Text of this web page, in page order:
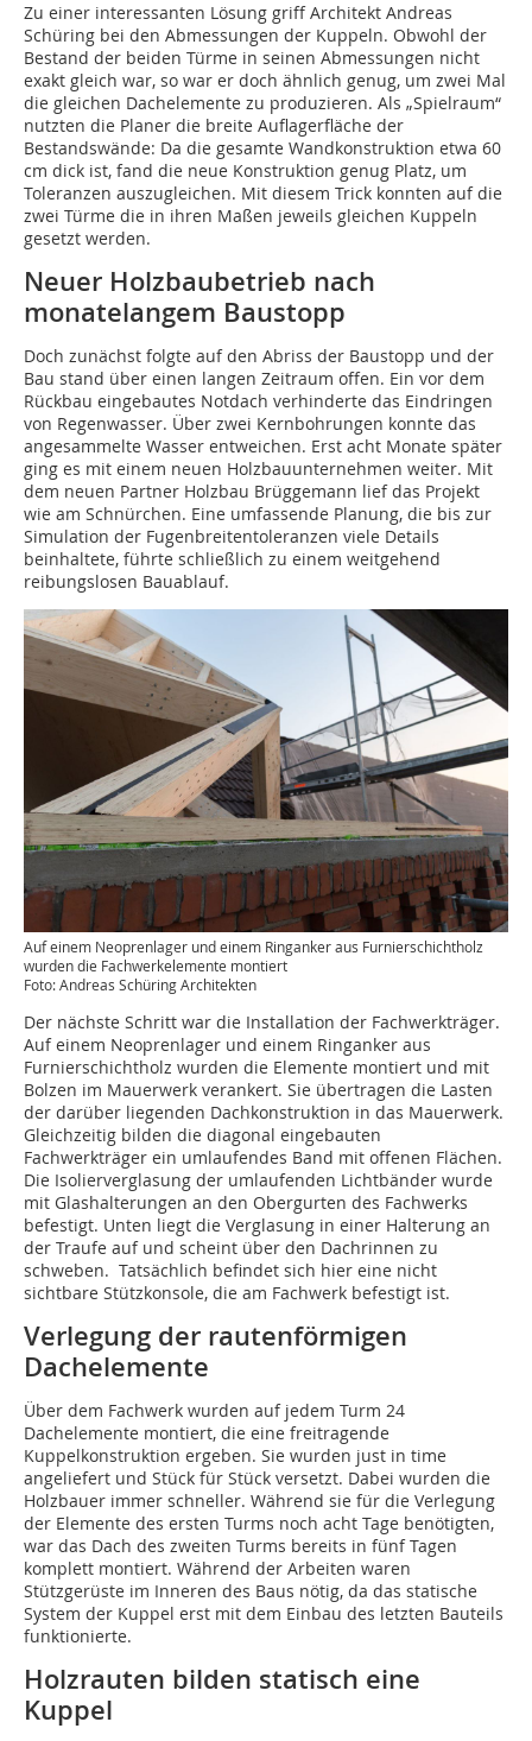
Zu einer interessanten Lösung griff Architekt Andreas
Schüring bei den Abmessungen der Kuppeln. Obwohl der
Bestand der beiden Türme in seinen Abmessungen nicht
exakt gleich war, so war er doch ähnlich genug, um zwei Mal
die gleichen Dachelemente zu produzieren. Als „Spielraum“
nutzten die Planer die breite Auflagerfläche der
Bestandswände: Da die gesamte Wandkonstruktion etwa 60
cm dick ist, fand die neue Konstruktion genug Platz, um
Toleranzen auszugleichen. Mit diesem Trick konnten auf die
zwei Türme die in ihren Maßen jeweils gleichen Kuppeln
gesetzt werden.
Neuer Holzbaubetrieb nach
monatelangem Baustopp
Doch zunächst folgte auf den Abriss der Baustopp und der
Bau stand über einen langen Zeitraum offen. Ein vor dem
Rückbau eingebautes Notdach verhinderte das Eindringen
von Regenwasser. Über zwei Kernbohrungen konnte das
angesammelte Wasser entweichen. Erst acht Monate später
ging es mit einem neuen Holzbauunternehmen weiter. Mit
dem neuen Partner Holzbau Brüggemann lief das Projekt
wie am Schnürchen. Eine umfassende Planung, die bis zur
Simulation der Fugenbreitentoleranzen viele Details
beinhaltete, führte schließlich zu einem weitgehend
reibungslosen Bauablauf.
Auf einem Neoprenlager und einem Ringanker aus Furnierschichtholz
wurden die Fachwerkelemente montiert
Foto: Andreas Schüring Architekten
Der nächste Schritt war die Installation der Fachwerkträger.
Auf einem Neoprenlager und einem Ringanker aus
Furnierschichtholz wurden die Elemente montiert und mit
Bolzen im Mauerwerk verankert. Sie übertragen die Lasten
der darüber liegenden Dachkonstruktion in das Mauerwerk.
Gleichzeitig bilden die diagonal eingebauten
Fachwerkträger ein umlaufendes Band mit offenen Flächen.
Die Isolierverglasung der umlaufenden Lichtbänder wurde
mit Glashalterungen an den Obergurten des Fachwerks
befestigt. Unten liegt die Verglasung in einer Halterung an
der Traufe auf und scheint über den Dachrinnen zu
schweben. Tatsächlich befindet sich hier eine nicht
sichtbare Stützkonsole, die am Fachwerk befestigt ist.
Verlegung der rautenförmigen
Dachelemente
Über dem Fachwerk wurden auf jedem Turm 24
Dachelemente montiert, die eine freitragende
Kuppelkonstruktion ergeben. Sie wurden just in time
angeliefert und Stück für Stück versetzt. Dabei wurden die
Holzbauer immer schneller. Während sie für die Verlegung
der Elemente des ersten Turms noch acht Tage benötigten,
war das Dach des zweiten Turms bereits in fünf Tagen
komplett montiert. Während der Arbeiten waren
Stützgerüste im Inneren des Baus nötig, da das statische
System der Kuppel erst mit dem Einbau des letzten Bauteils
funktionierte.
Holzrauten bilden statisch eine
Kuppel